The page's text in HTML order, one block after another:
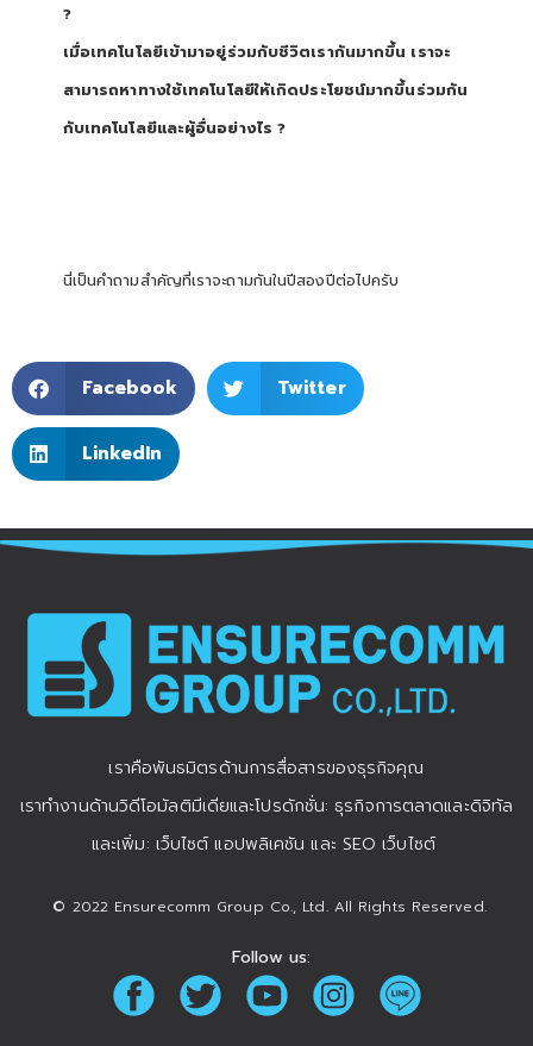
?
เมื่อเทคโนโลยีเข้ามาอยู่ร่วมกับชีวิตเรากันมากขึ้น เราจะ
สามารถหาทางใช้เทคโนโลยีให้เกิดประโยชน์มากขึ้นร่วมกัน
กับเทคโนโลยีและผู้อื่นอย่างไร ?
นี่เป็นคำถามสำคัญที่เราจะถามกันในปีสองปีต่อไปครับ
Facebook Twitter
LinkedIn
เราคือพันธมิตรด้านการสื่อสารของธุรกิจคุณ
เราทำงานด้านวิดีโอมัลติมีเดียและโปรดักชั่น: ธุรกิจการตลาดและดิจิทัล
และเพิ่ม: เว็บไซต์ แอปพลิเคชัน และ SEO เว็บไซต์
© 2022 Ensurecomm Group Co., Ltd. All Rights Reserved.
Follow us: